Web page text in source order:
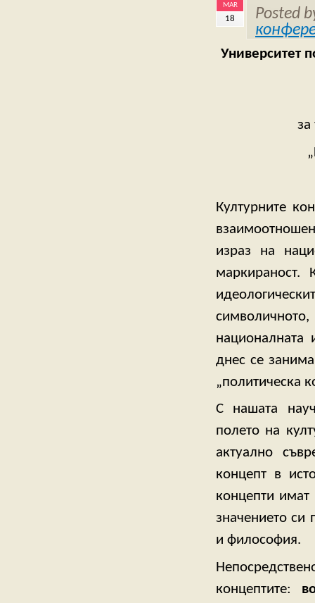
MAR
18
Posted
Университет
за
Културните
израз на
маркираност.
националната
днес се
„политическа
С нашата
полето на
актуално
концепт в
концепти
значението си
и философия.
концептите: